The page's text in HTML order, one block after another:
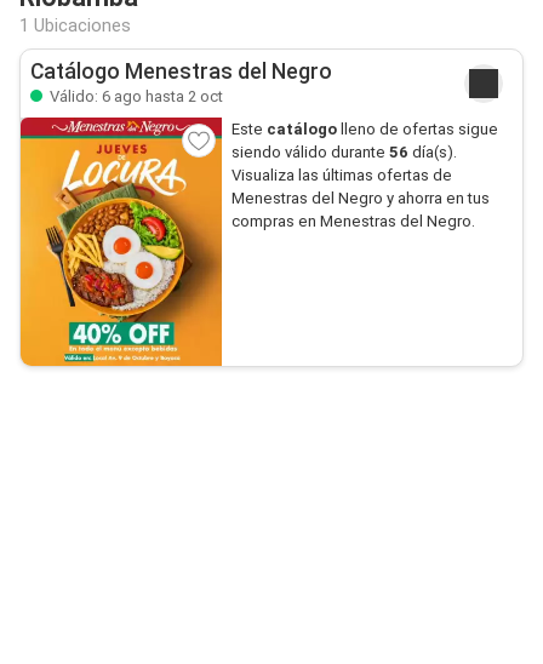
1 Ubicaciones
Catálogo Menestras del Negro
Válido: 6 ago hasta 2 oct
Este catálogo lleno de ofertas sigue
siendo válido durante 56 día(s).
Visualiza las últimas ofertas de
Menestras del Negro y ahorra en tus
compras en Menestras del Negro.